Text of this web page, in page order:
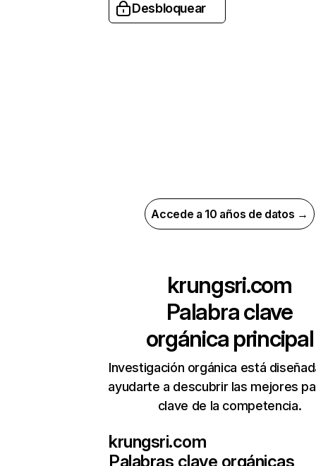
Desbloquear
Accede a 10 años de datos →
krungsri.com
Palabra clave
orgánica principal
Investigación orgánica está
ayudarte a descubrir las mejores
clave de la competencia.
krungsri.com
Palabras clave orgánicas